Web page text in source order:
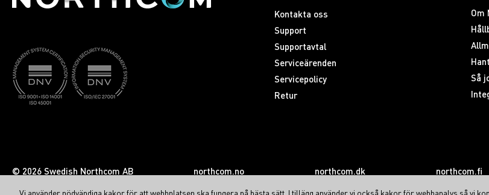
Kontakta oss
Support
Supportavtal
Serviceärenden
Servicepolicy
Retur
Om
Så
© 2026 Swedish Northcom AB northcom.no northcom.dk northcom.fi
Vi använder nödvändiga kakor för att webbplatsen ska fungera på bästa sätt. I tillägg använder vi också kakor för webbanalys så vi